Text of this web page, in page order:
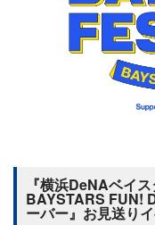
『横浜DeNAベイ
BAYSTARS FUN!
ーバー』お見送り